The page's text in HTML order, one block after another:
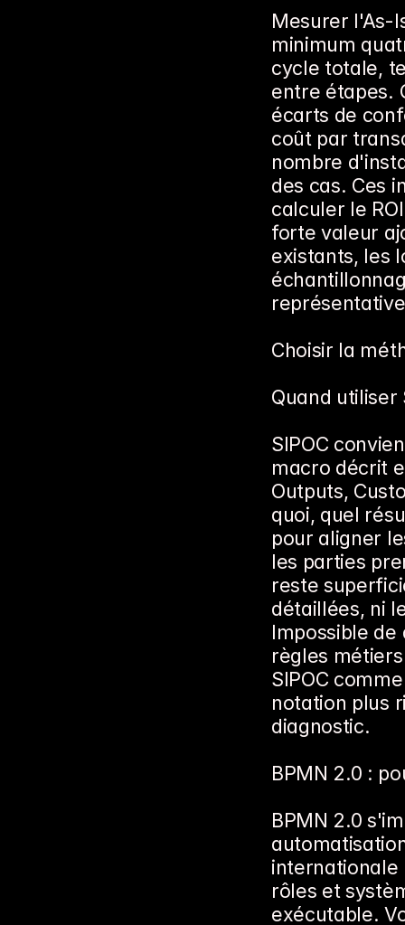
Mesurer l'As-
minimum
cycle totale,
entre étapes.
écarts de
coût par
nombre
des cas. Ces
calculer le
forte valeur
existants, les
Choisir la
Quand utiliser
SIPOC
macro décrit
Outputs,
quoi, quel
pour aligner
les parties
reste
détaillées, ni
Impossible
règles
SIPOC
notation plus
diagnostic.
BPMN 2.0 :
BPMN 2.0
internationale
rôles et
exécutable.